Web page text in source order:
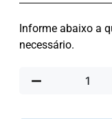
Informe abaixo a
necessário.